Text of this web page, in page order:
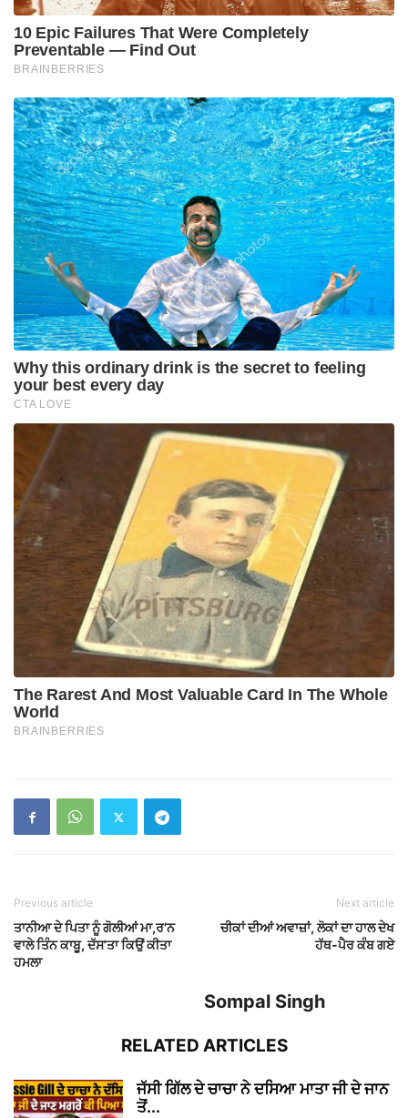
Previous article
ਤਾਨੀਆ ਦੇ ਪਿਤਾ ਨੂੰ ਗੋਲੀਆਂ ਮਾ,ਰ’ਨ
ਵਾਲੇ ਤਿੰਨ ਕਾਬੂ, ਦੱਸ’ਤਾ ਕਿਉਂ ਕੀਤਾ
ਹਮਲਾ
Next article
ਚੀਕਾਂ ਦੀਆਂ ਅਵਾਜ਼ਾਂ, ਲੋਕਾਂ ਦਾ ਹਾਲ ਦੇਖ
ਹੱਥ-ਪੈਰ ਕੰਬ ਗਏ
Sompal Singh
RELATED ARTICLES
ਜੱਸੀ ਗਿੱਲ ਦੇ ਚਾਚਾ ਨੇ ਦਸਿਆ ਮਾਤਾ ਜੀ ਦੇ ਜਾਨ
ਤੋਂ...